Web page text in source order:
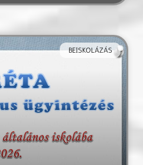
BEISKOLÁZÁS